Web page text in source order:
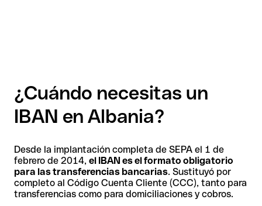
¿Cuándo necesitas un
IBAN en Albania?
Desde la implantación completa de SEPA el 1 de
febrero de 2014, el IBAN es el formato obligatorio
para las transferencias bancarias. Sustituyó por
completo al Código Cuenta Cliente (CCC), tanto para
transferencias como para domiciliaciones y cobros.